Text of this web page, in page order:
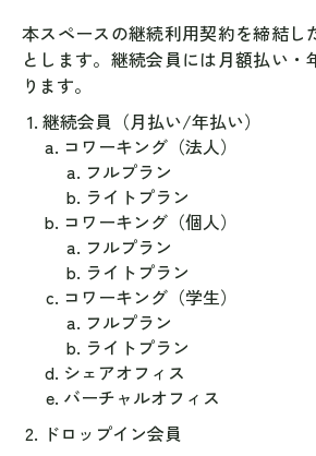
本スペースの継続利用契約を締結し
とします。継続会員には月額払い・
ります。
継続会員（月払い/年払い）
コワーキング（法人）
フルプラン
ライトプラン
コワーキング（個人）
フルプラン
ライトプラン
コワーキング（学生）
フルプラン
ライトプラン
シェアオフィス
バーチャルオフィス
ドロップイン会員